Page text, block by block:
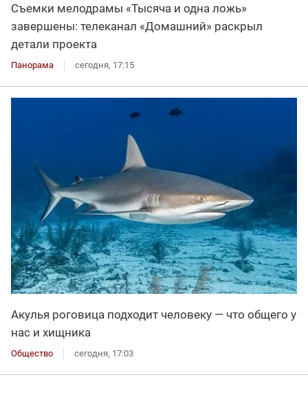
Съемки мелодрамы «Тысяча и одна ложь»
завершены: телеканал «Домашний» раскрыл
детали проекта
Панорама сегодня, 17:15
Акулья роговица подходит человеку — что общего у
нас и хищника
Общество сегодня, 17:03